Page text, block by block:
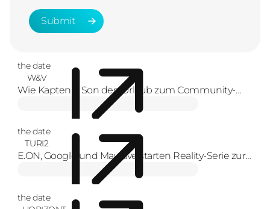
the date
W&V
Wie Kapten & Son den Urlaub zum Community-
the date
TURI2
E.ON, Google und Mawave starten Reality-Serie zur
the date
Submit